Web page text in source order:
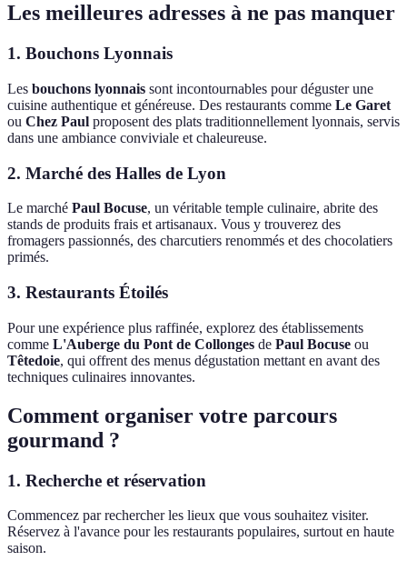
Les meilleures adresses à ne pas manquer
1. Bouchons Lyonnais
Les bouchons lyonnais sont incontournables pour déguster une
cuisine authentique et généreuse. Des restaurants comme Le Garet
ou Chez Paul proposent des plats traditionnellement lyonnais, servis
dans une ambiance conviviale et chaleureuse.
2. Marché des Halles de Lyon
Le marché Paul Bocuse, un véritable temple culinaire, abrite des
stands de produits frais et artisanaux. Vous y trouverez des
fromagers passionnés, des charcutiers renommés et des chocolatiers
primés.
3. Restaurants Étoilés
Pour une expérience plus raffinée, explorez des établissements
comme L'Auberge du Pont de Collonges de Paul Bocuse ou
Têtedoie, qui offrent des menus dégustation mettant en avant des
techniques culinaires innovantes.
Comment organiser votre parcours
gourmand ?
1. Recherche et réservation
Commencez par rechercher les lieux que vous souhaitez visiter.
Réservez à l'avance pour les restaurants populaires, surtout en haute
saison.